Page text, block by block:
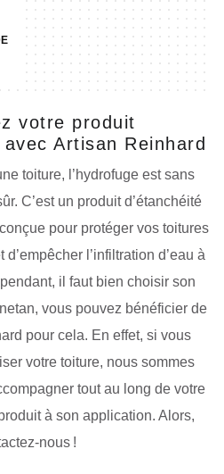
votre produit
Artisan Reinhard
toiture, l’hydrofuge est sans
C’est un produit d’étanchéité
pour protéger vos toitures
l’infiltration d’eau à
il faut bien choisir son
vous pouvez bénéficier de
pour cela. En effet, si vous
votre toiture, nous sommes
tout au long de votre
à son application. Alors,
nous !